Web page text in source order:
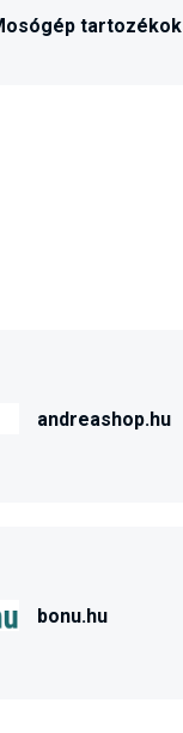
tartozékok
andreashop.hu
bonu.hu